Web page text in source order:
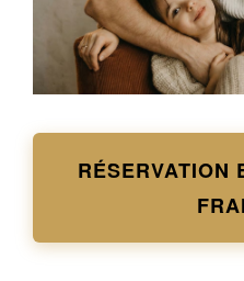
RÉSERVATION